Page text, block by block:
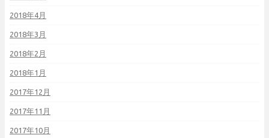
2018年4月
2018年3月
2018年2月
2018年1月
2017年12月
2017年11月
2017年10月